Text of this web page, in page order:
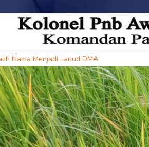
Nama Menjadi Lanud DMA